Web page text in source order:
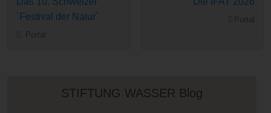
´Festival der Natur´
STIFTUNG WASSER Blog